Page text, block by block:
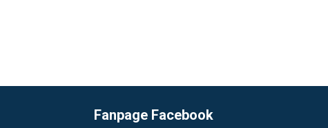
Fanpage Facebook